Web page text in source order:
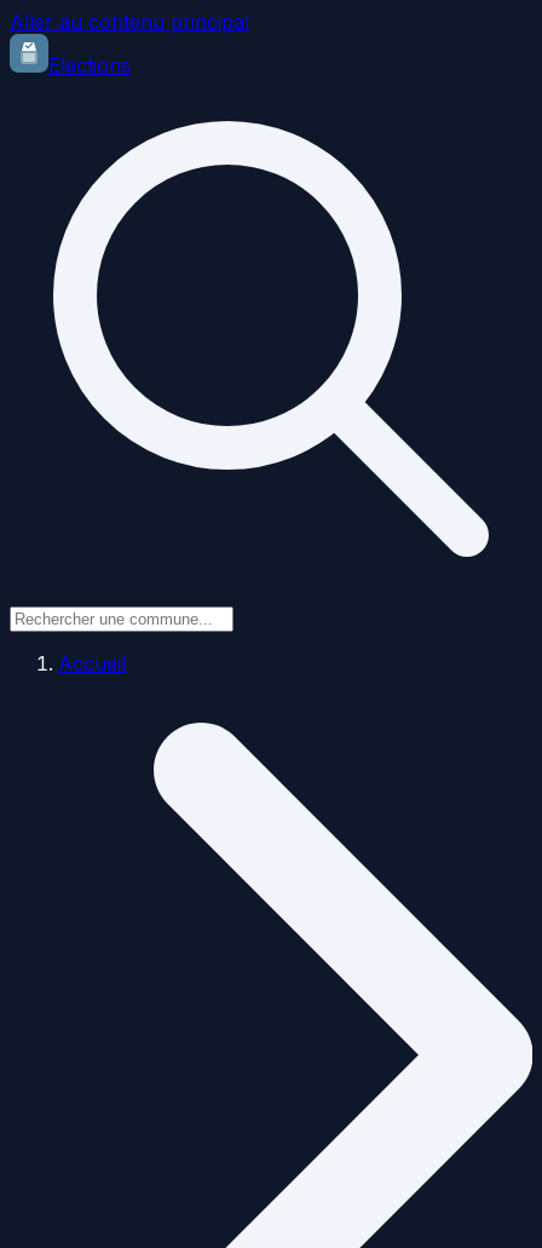
Aller au contenu principal
Elections
Accueil